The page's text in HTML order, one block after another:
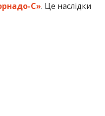
С». Це наслідки